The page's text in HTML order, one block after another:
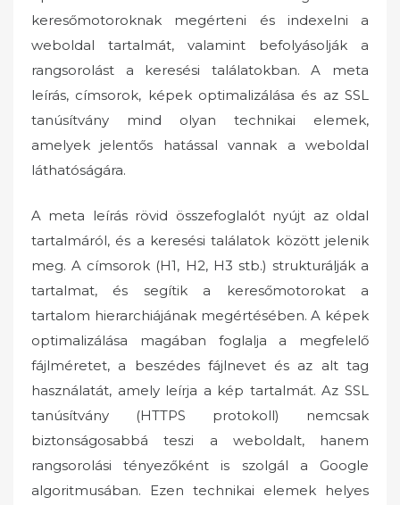
keresőmotoroknak megérteni és indexelni a
weboldal tartalmát, valamint befolyásolják a
rangsorolást a keresési találatokban. A meta
leírás, címsorok, képek optimalizálása és az SSL
tanúsítvány mind olyan technikai elemek,
amelyek jelentős hatással vannak a weboldal
láthatóságára.
A meta leírás rövid összefoglalót nyújt az oldal
tartalmáról, és a keresési találatok között jelenik
meg. A címsorok (H1, H2, H3 stb.) strukturálják a
tartalmat, és segítik a keresőmotorokat a
tartalom hierarchiájának megértésében. A képek
optimalizálása magában foglalja a megfelelő
fájlméretet, a beszédes fájlnevet és az alt tag
használatát, amely leírja a kép tartalmát. Az SSL
tanúsítvány (HTTPS protokoll) nemcsak
biztonságosabbá teszi a weboldalt, hanem
rangsorolási tényezőként is szolgál a Google
algoritmusában. Ezen technikai elemek helyes